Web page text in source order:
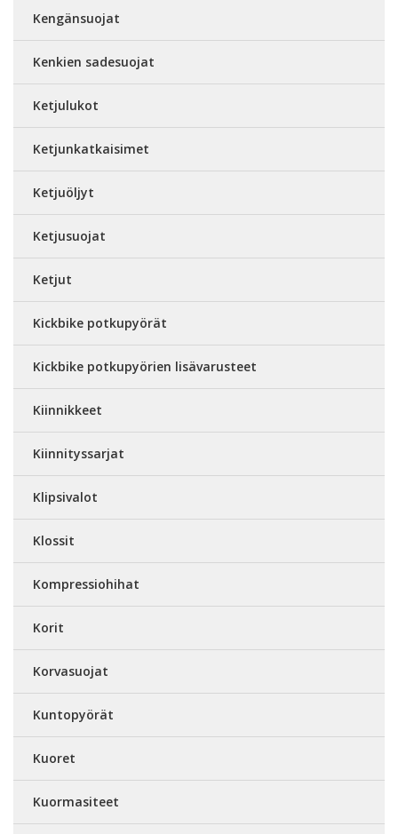
Kengänsuojat
Kenkien sadesuojat
Ketjulukot
Ketjunkatkaisimet
Ketjuöljyt
Ketjusuojat
Ketjut
Kickbike potkupyörät
Kickbike potkupyörien lisävarusteet
Kiinnikkeet
Kiinnityssarjat
Klipsivalot
Klossit
Kompressiohihat
Korit
Korvasuojat
Kuntopyörät
Kuoret
Kuormasiteet